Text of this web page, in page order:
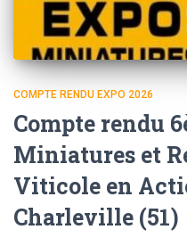
COMPTE RENDU EXPO 2026
Compte rendu
Miniatures et
Viticole en
Charleville (51)